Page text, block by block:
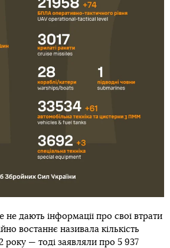
не дають інформації про свої втрати
востаннє називала кількість
року — тоді заявляли про 5 937